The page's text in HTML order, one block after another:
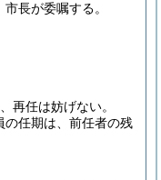
長が委嘱する。
再任は妨げない。
の任期は、前任者の残